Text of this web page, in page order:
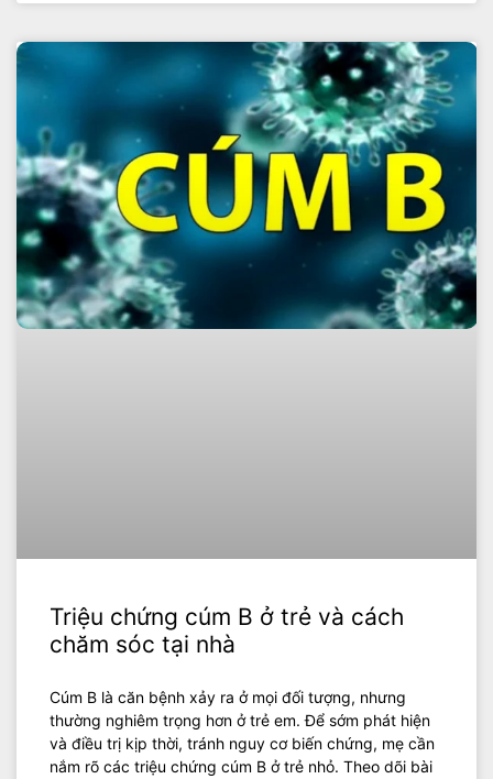
Triệu chứng cúm B ở trẻ và cách
chăm sóc tại nhà
Cúm B là căn bệnh xảy ra ở mọi đối tượng, nhưng
thường nghiêm trọng hơn ở trẻ em. Để sớm phát hiện
và điều trị kịp thời, tránh nguy cơ biến chứng, mẹ cần
nắm rõ các triệu chứng cúm B ở trẻ nhỏ. Theo dõi bài